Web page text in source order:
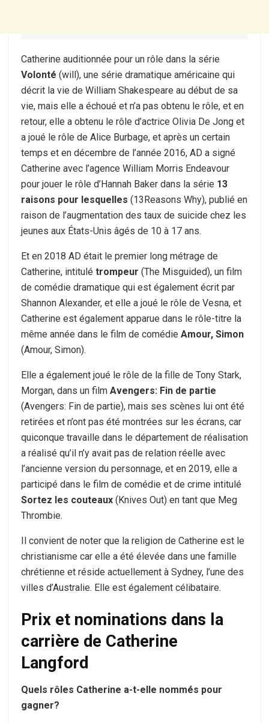
Catherine auditionnée pour un rôle dans la série
Volonté (will), une série dramatique américaine qui
décrit la vie de William Shakespeare au début de sa
vie, mais elle a échoué et n’a pas obtenu le rôle, et en
retour, elle a obtenu le rôle d’actrice Olivia De Jong et
a joué le rôle de Alice Burbage, et après un certain
temps et en décembre de l’année 2016, AD a signé
Catherine avec l’agence William Morris Endeavour
pour jouer le rôle d’Hannah Baker dans la série 13
raisons pour lesquelles (13Reasons Why), publié en
raison de l’augmentation des taux de suicide chez les
jeunes aux États-Unis âgés de 10 à 17 ans.
Et en 2018 AD était le premier long métrage de
Catherine, intitulé trompeur (The Misguided), un film
de comédie dramatique qui est également écrit par
Shannon Alexander, et elle a joué le rôle de Vesna, et
Catherine est également apparue dans le rôle-titre la
même année dans le film de comédie Amour, Simon
(Amour, Simon).
Elle a également joué le rôle de la fille de Tony Stark,
Morgan, dans un film Avengers: Fin de partie
(Avengers: Fin de partie), mais ses scènes lui ont été
retirées et n’ont pas été montrées sur les écrans, car
quiconque travaille dans le département de réalisation
a réalisé qu’il n’y avait pas de relation réelle avec
l’ancienne version du personnage, et en 2019, elle a
participé dans le film de comédie et de crime intitulé
Sortez les couteaux (Knives Out) en tant que Meg
Thrombie.
Il convient de noter que la religion de Catherine est le
christianisme car elle a été élevée dans une famille
chrétienne et réside actuellement à Sydney, l’une des
villes d’Australie. Elle est également célibataire.
Prix ​​et nominations dans la
carrière de Catherine
Langford
Quels rôles Catherine a-t-elle nommés pour
gagner?